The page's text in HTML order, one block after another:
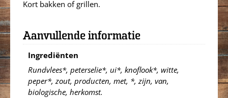
Kort bakken of grillen.
Aanvullende informatie
Ingrediënten
Rundvlees*, peterselie*, ui*, knoflook*, witte,
peper*, zout, producten, met, *, zijn, van,
biologische, herkomst.